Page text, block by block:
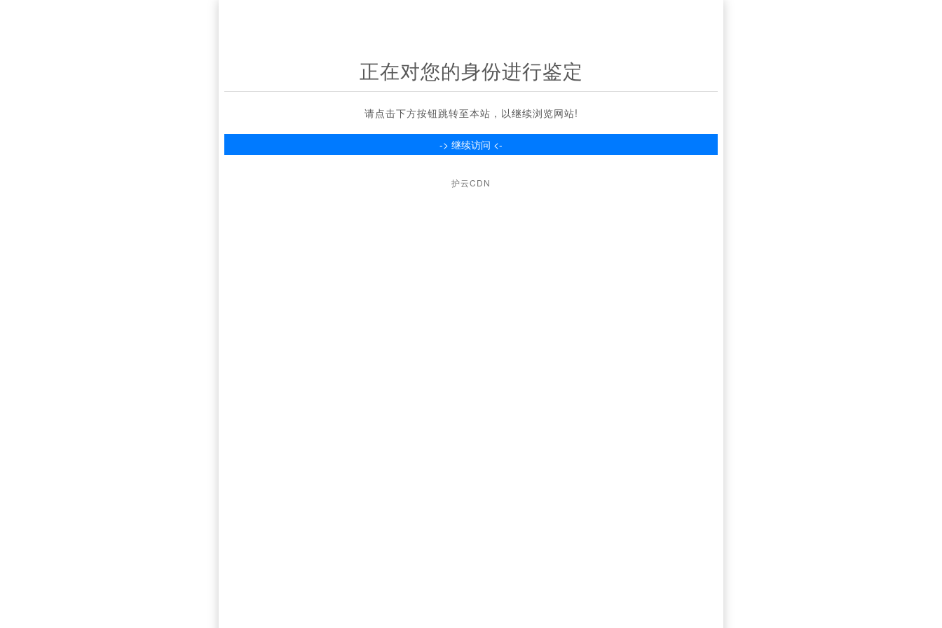
正在对您的身份进行鉴定
请点击下方按钮跳转至本站，以继续浏览网站!
护云CDN